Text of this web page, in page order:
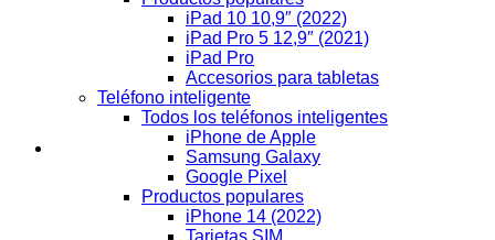
iPad 10 10,9″ (2022)
iPad Pro 5 12,9″ (2021)
iPad Pro
Accesorios para tabletas
Teléfono inteligente
Todos los teléfonos inteligentes
iPhone de Apple
Samsung Galaxy
Google Pixel
Productos populares
iPhone 14 (2022)
Tarjetas SIM